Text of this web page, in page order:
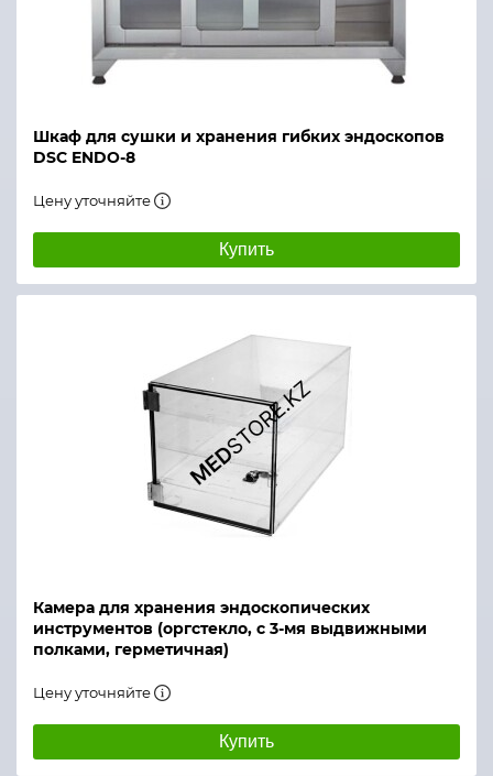
Шкаф для сушки и хранения гибких эндоскопов
DSC ENDO-8
Цену уточняйте
Купить
Камера для хранения эндоскопических
инструментов (оргстекло, с 3-мя выдвижными
полками, герметичная)
Цену уточняйте
Купить